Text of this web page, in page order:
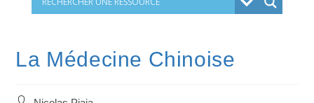
La Médecine Chinoise